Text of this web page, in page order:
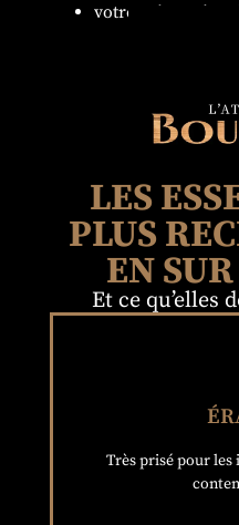
votre orientation
LES
PLUS
EN
Et ce qu’elles
Très prisé pour
CLAIR,
Idéal pour : cuisines,